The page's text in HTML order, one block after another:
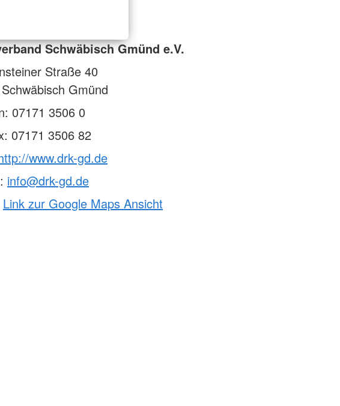
Schwäbisch Gmünd e.V.
Straße 40
Schwäbisch Gmünd
07171 3506 0
07171 3506 82
www.drk-gd.de
info@drk-gd.de
Link zur Google Maps Ansicht